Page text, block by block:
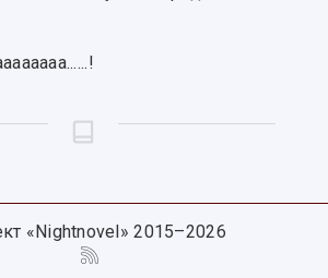
«Nightnovel» 2015–2026